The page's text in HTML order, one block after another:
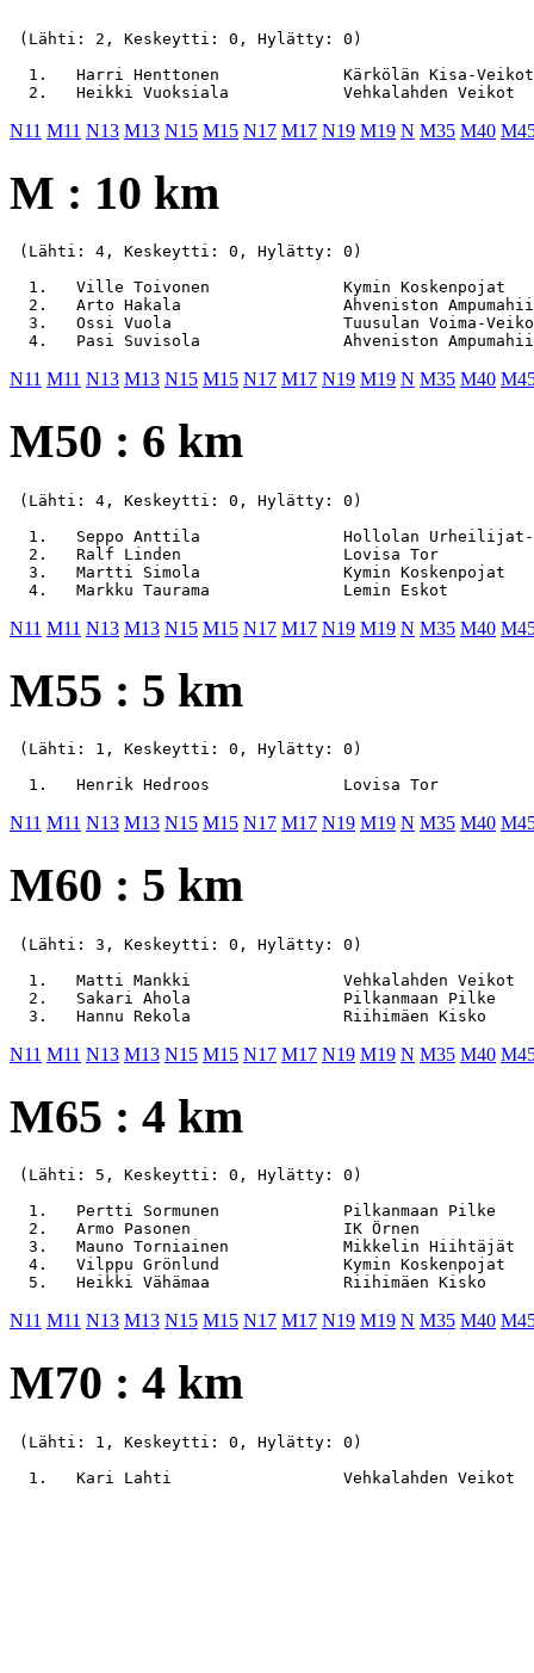
(Lähti: 2, Keskeytti: 0, Hylätty: 0)
1.   Harri Henttonen             Kärkölän Kisa-
N11 M11 N13 M13 N15 M15 N17 M17 N19 M19 N M35 M40
M : 10 km
(Lähti: 4, Keskeytti: 0, Hylätty: 0)
1.   Ville Toivonen              Kymin Koskenpojat
2.   Arto Hakala                 Ahveniston
3.   Ossi Vuola                  Tuusulan Voima-
N11 M11 N13 M13 N15 M15 N17 M17 N19 M19 N M35 M40
M50 : 6 km
(Lähti: 4, Keskeytti: 0, Hylätty: 0)
1.   Seppo Anttila               Hollolan
2.   Ralf Linden                 Lovisa Tor
3.   Martti Simola               Kymin Koskenpojat
N11 M11 N13 M13 N15 M15 N17 M17 N19 M19 N M35 M40
M55 : 5 km
(Lähti: 1, Keskeytti: 0, Hylätty: 0)
N11 M11 N13 M13 N15 M15 N17 M17 N19 M19 N M35 M40
M60 : 5 km
(Lähti: 3, Keskeytti: 0, Hylätty: 0)
1.   Matti Mankki                Vehkalahden Veikot
2.   Sakari Ahola                Pilkanmaan Pilke
N11 M11 N13 M13 N15 M15 N17 M17 N19 M19 N M35 M40
M65 : 4 km
(Lähti: 5, Keskeytti: 0, Hylätty: 0)
1.   Pertti Sormunen             Pilkanmaan Pilke
2.   Armo Pasonen                IK Örnen
3.   Mauno Torniainen            Mikkelin Hiihtäjät
4.   Vilppu Grönlund             Kymin Koskenpojat
N11 M11 N13 M13 N15 M15 N17 M17 N19 M19 N M35 M40
M70 : 4 km
(Lähti: 1, Keskeytti: 0, Hylätty: 0)